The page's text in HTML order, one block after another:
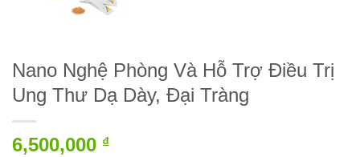
Nano Nghệ Phòng Và Hỗ Trợ Điều Trị
Ung Thư Dạ Dày, Đại Tràng
6,500,000 ₫